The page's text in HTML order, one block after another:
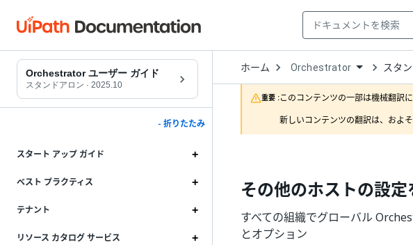
Orchestrator ユーザー ガイド
スタンドアロン · 2025.10
- 折りたたみ
スタート アップ ガイド
ベスト プラクティス
テナント
リソース カタログ サービス
ホーム Open
Dropdown
to
choose
product
Orchestrator スタ
重要 :このコンテンツの一部は機械翻訳
新しいコンテンツの翻訳は、およ
その他のホストの設定
すべての組織でグローバル
とオプション